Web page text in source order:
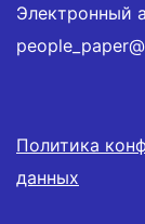
Электронный
Политика
данных